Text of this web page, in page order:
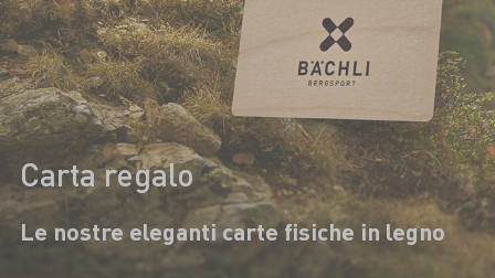
Carta regalo
Le nostre eleganti carte fisiche in legno